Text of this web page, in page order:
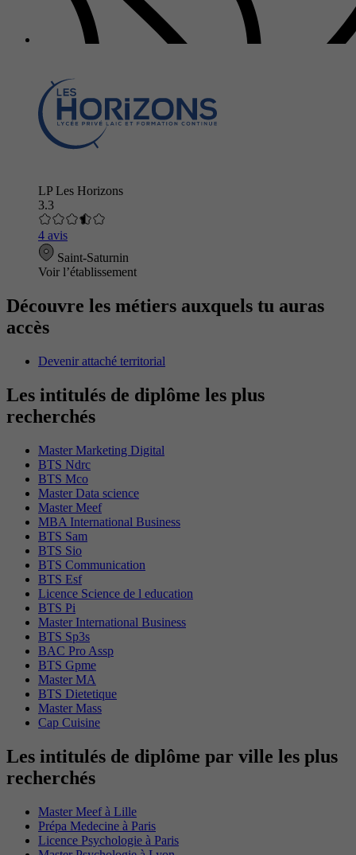
LP Les Horizons
3.3
4 avis
Saint-Saturnin
Voir l’établissement
Découvre les métiers auxquels tu auras
accès
Devenir attaché territorial
Les intitulés de diplôme les plus
recherchés
Master Marketing Digital
BTS Ndrc
BTS Mco
Master Data science
Master Meef
MBA International Business
BTS Sam
BTS Sio
BTS Communication
BTS Esf
Licence Science de l education
BTS Pi
Master International Business
BTS Sp3s
BAC Pro Assp
BTS Gpme
Master MA
BTS Dietetique
Master Mass
Cap Cuisine
Les intitulés de diplôme par ville les plus
recherchés
Master Meef à Lille
Prépa Medecine à Paris
Licence Psychologie à Paris